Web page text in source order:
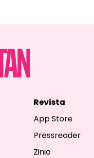
Revista
App Store
Pressreader
Zinio